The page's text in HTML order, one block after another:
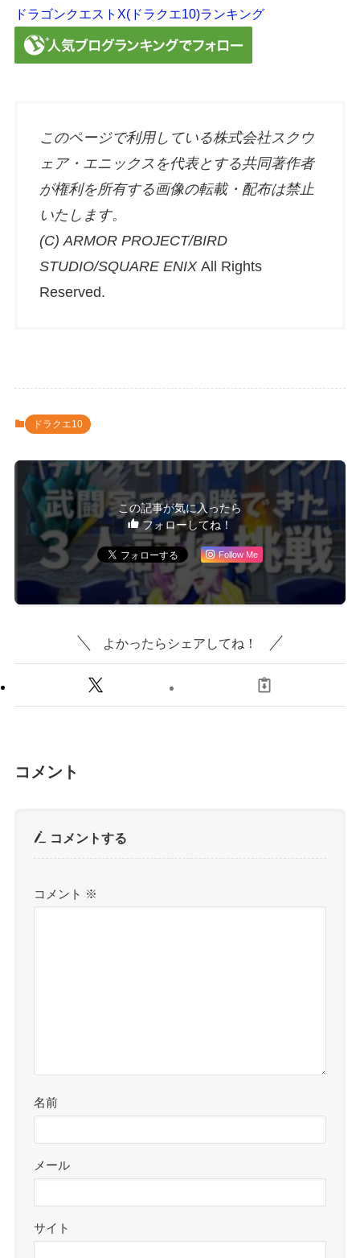
ドラゴンクエストX(ドラクエ10)ランキング
このページで利用している株式会社スクウ
ェア・エニックスを代表とする共同著作者
が権利を所有する画像の転載・配布は禁止
いたします。
(C) ARMOR PROJECT/BIRD
STUDIO/SQUARE ENIX All Rights
Reserved.
ドラクエ10
この記事が気に入ったら
フォローしてね！
Follow Me
よかったらシェアしてね！
コメント
コメントする
コメント ※
名前
メール
サイト